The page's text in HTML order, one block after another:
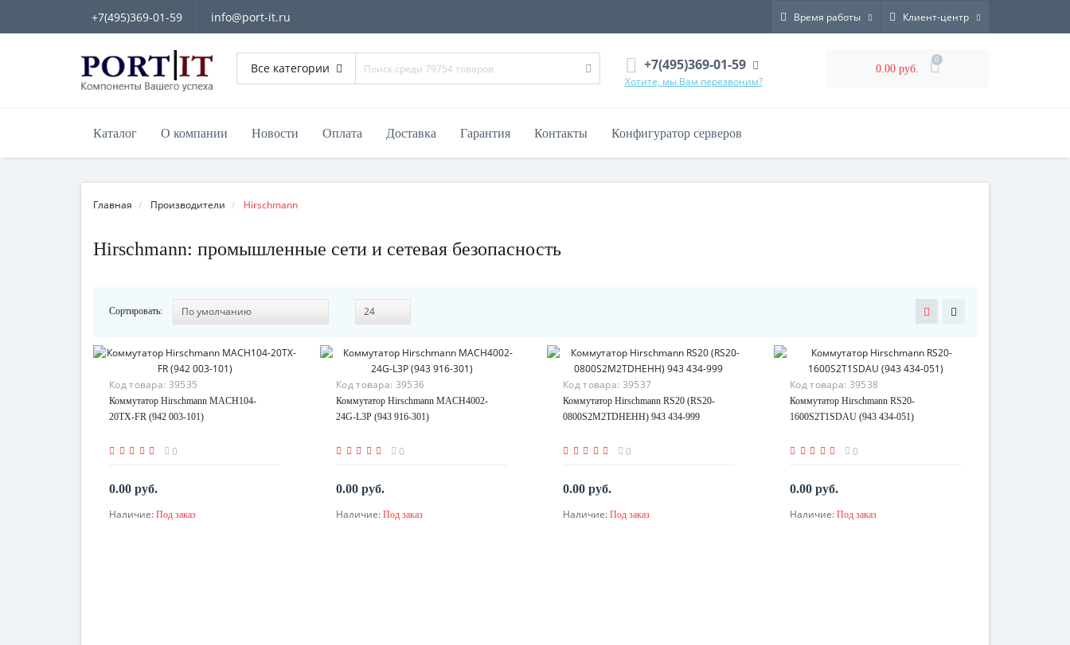
+7(495)369-01-59 info@port-it.ru Время работы Клиент-центр
Все категории +7(495)369-01-59
Хотите, мы Вам перезвоним?
0.00 руб.
0
Каталог О компании Новости Оплата Доставка Гарантия Контакты Конфигуратор серверов
Главная Производители Hirschmann
Hirschmann: промышленные сети и сетевая безопасность
Сортировать:
Код товара: 39535
Коммутатор Hirschmann MACH104-
20TX-FR (942 003-101)
0
0.00 руб.
По запросу
Наличие: Под заказ
Код товара: 39536
Коммутатор Hirschmann MACH4002-
24G-L3P (943 916-301)
0
0.00 руб.
По запросу
Наличие: Под заказ
Код товара: 39537
Коммутатор Hirschmann RS20 (RS20-
0800S2M2TDHEHH) 943 434-999
0
0.00 руб.
По запросу
Наличие: Под заказ
Код товара: 39538
Коммутатор Hirschmann RS20-
1600S2T1SDAU (943 434-051)
0
0.00 руб.
По запросу
Наличие: Под заказ